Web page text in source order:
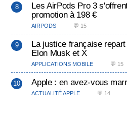
Les AirPods Pro 3
promotion à 198 €
AIRPODS 💬 15
La justice française
Elon Musk et X
APPLICATIONS MOBILE 💬 15
Apple : en avez-vous
ACTUALITÉ APPLE 💬 14